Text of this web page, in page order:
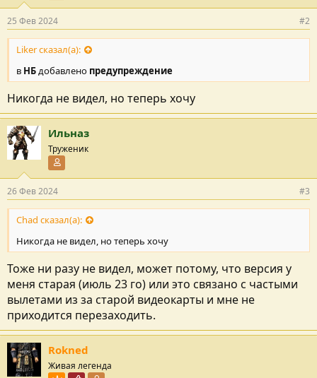
25 Фев 2024 #2
Liker сказал(а):
в НБ добавлено предупреждение
Никогда не видел, но теперь хочу
Ильназ
Труженик
26 Фев 2024 #3
Chad сказал(а):
Никогда не видел, но теперь хочу
Тоже ни разу не видел, может потому, что версия у
меня старая (июль 23 го) или это связано с частыми
вылетами из за старой видеокарты и мне не
приходится перезаходить.
Rokned
Живая легенда